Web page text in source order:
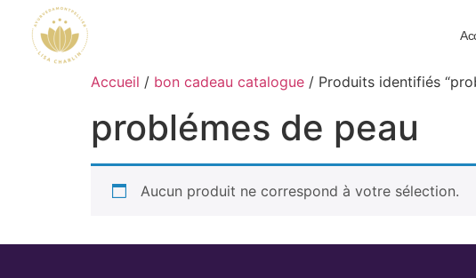
Accueil / bon cadeau catalogue / Produits identifiés
problémes de peau
Aucun produit ne correspond à votre sélection.